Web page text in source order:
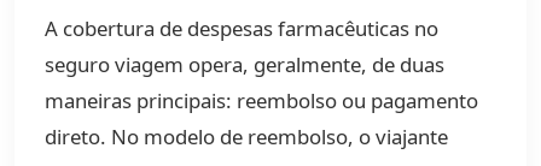
A cobertura de despesas farmacêuticas no
seguro viagem opera, geralmente, de duas
maneiras principais: reembolso ou pagamento
direto. No modelo de reembolso, o viajante